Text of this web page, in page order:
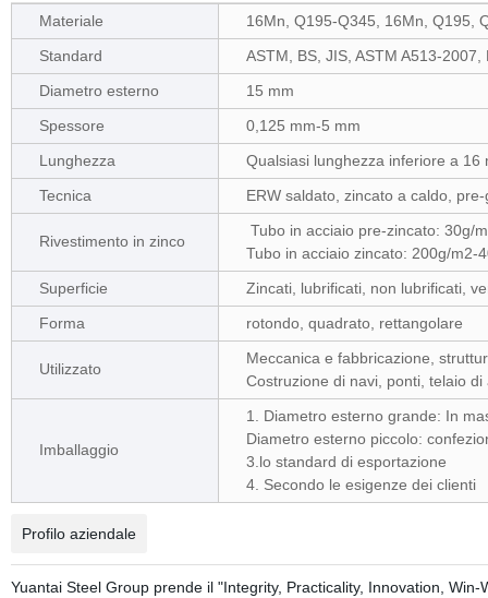
Materiale
16Mn, Q195-Q345, 16Mn, Q195,
Standard
ASTM, BS, JIS, ASTM A513-
Diametro esterno
15 mm
Spessore
0,125 mm-5 mm
Lunghezza
Qualsiasi lunghezza inferiore a 16
Tecnica
ERW saldato, zincato a caldo,
Rivestimento in zinco
Tubo in acciaio pre-zincato: 30g/
Tubo in acciaio zincato: 200g/m2-
Superficie
Zincati, lubrificati, non lubrificati,
Forma
rotondo, quadrato, rettangolare
Utilizzato
Meccanica e fabbricazione,
Costruzione di navi, ponti, telaio
Imballaggio
1. Diametro esterno grande: In
Diametro esterno piccolo:
3.lo standard di esportazione
4. Secondo le esigenze dei clienti
Profilo aziendale
Yuantai Steel Group prende il "Integrity, Practicality, Innovation,